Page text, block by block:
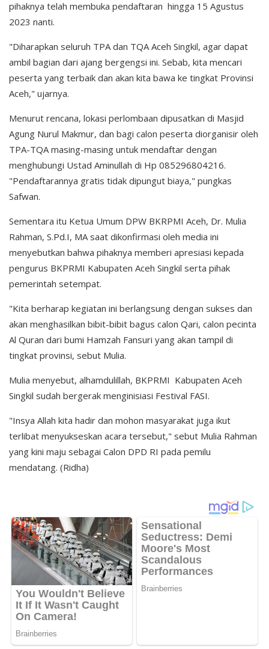
pihaknya telah membuka pendaftaran hingga 15 Agustus
2023 nanti.
"Diharapkan seluruh TPA dan TQA Aceh Singkil, agar dapat
ambil bagian dari ajang bergengsi ini. Sebab, kita mencari
peserta yang terbaik dan akan kita bawa ke tingkat Provinsi
Aceh," ujarnya.
Menurut rencana, lokasi perlombaan dipusatkan di Masjid
Agung Nurul Makmur, dan bagi calon peserta diorganisir oleh
TPA-TQA masing-masing untuk mendaftar dengan
menghubungi Ustad Aminullah di Hp 085296804216.
"Pendaftarannya gratis tidak dipungut biaya," pungkas
Safwan.
Sementara itu Ketua Umum DPW BKRPMI Aceh, Dr. Mulia
Rahman, S.Pd.I, MA saat dikonfirmasi oleh media ini
menyebutkan bahwa pihaknya memberi apresiasi kepada
pengurus BKPRMI Kabupaten Aceh Singkil serta pihak
pemerintah setempat.
"Kita berharap kegiatan ini berlangsung dengan sukses dan
akan menghasilkan bibit-bibit bagus calon Qari, calon pecinta
Al Quran dari bumi Hamzah Fansuri yang akan tampil di
tingkat provinsi, sebut Mulia.
Mulia menyebut, alhamdulillah, BKPRMI Kabupaten Aceh
Singkil sudah bergerak menginisiasi Festival FASI.
"Insya Allah kita hadir dan mohon masyarakat juga ikut
terlibat menyukseskan acara tersebut," sebut Mulia Rahman
yang kini maju sebagai Calon DPD RI pada pemilu
mendatang. (Ridha)